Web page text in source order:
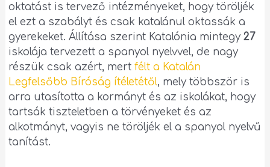
oktatást is tervező intézményeket, hogy töröljék
el ezt a szabályt és csak katalánul oktassák a
gyerekeket. Állítása szerint Katalónia mintegy27
iskolája tervezett a spanyol nyelvvel, de nagy
részük csak azért, mertfélt a Katalán
Legfelsőbb Bíróság ítéletétől, mely többször is
arra utasította a kormányt és az iskolákat, hogy
tartsák tiszteletben a törvényeket és az
alkotmányt, vagyis ne töröljék el a spanyol nyelvű
tanítást.